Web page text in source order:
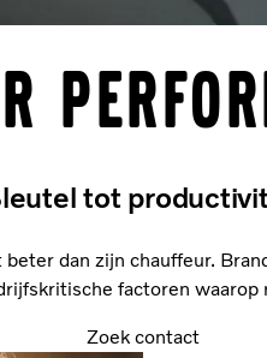
tot
dan zijn chauffeur.
factoren
Zoek contact